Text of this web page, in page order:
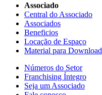
Associado
Central do Associado
Associados
Beneficios
Locação de Espaço
Material para Download
Números do Setor
Franchising Íntegro
Seja um Associado